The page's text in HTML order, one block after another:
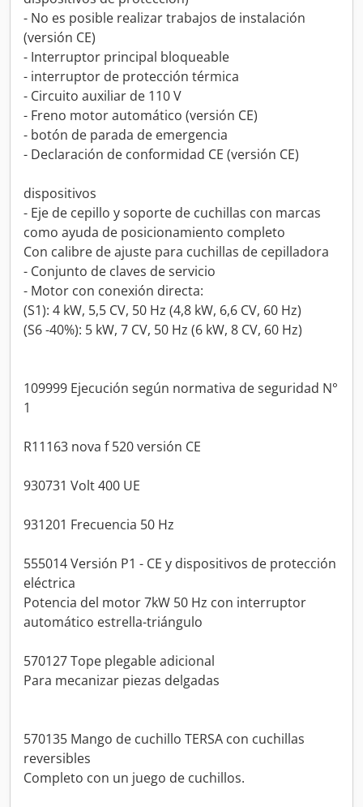
- No es posible realizar trabajos de instalación
(versión CE)
- Interruptor principal bloqueable
- interruptor de protección térmica
- Circuito auxiliar de 110 V
- Freno motor automático (versión CE)
- botón de parada de emergencia
- Declaración de conformidad CE (versión CE)
dispositivos
- Eje de cepillo y soporte de cuchillas con marcas
como ayuda de posicionamiento completo
Con calibre de ajuste para cuchillas de cepilladora
- Conjunto de claves de servicio
- Motor con conexión directa:
(S1): 4 kW, 5,5 CV, 50 Hz (4,8 kW, 6,6 CV, 60 Hz)
(S6 -40%): 5 kW, 7 CV, 50 Hz (6 kW, 8 CV, 60 Hz)
109999 Ejecución según normativa de seguridad N°
1
R11163 nova f 520 versión CE
930731 Volt 400 UE
931201 Frecuencia 50 Hz
555014 Versión P1 - CE y dispositivos de protección
eléctrica
Potencia del motor 7kW 50 Hz con interruptor
automático estrella-triángulo
570127 Tope plegable adicional
Para mecanizar piezas delgadas
570135 Mango de cuchillo TERSA con cuchillas
reversibles
Completo con un juego de cuchillos.